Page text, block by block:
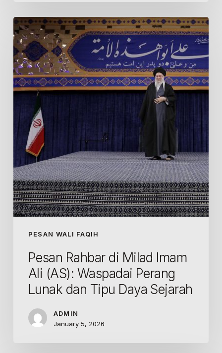
PESAN WALI FAQIH
Pesan
Rahbar
di
Milad
Imam
Ali
Waspadai
Perang
Lunak
dan
Tipu
Daya
Sejarah
Pesan Rahbar di Milad Imam
Ali (AS): Waspadai Perang
Lunak dan Tipu Daya Sejarah
ADMIN
January 5, 2026